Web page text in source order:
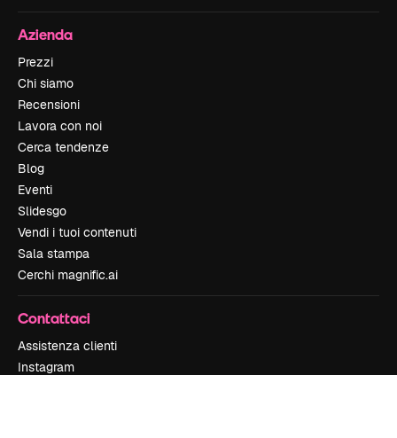
Azienda
Prezzi
Chi siamo
Recensioni
Lavora con noi
Cerca tendenze
Blog
Eventi
Slidesgo
Vendi i tuoi contenuti
Sala stampa
Cerchi magnific.ai
Contattaci
Assistenza clienti
Instagram